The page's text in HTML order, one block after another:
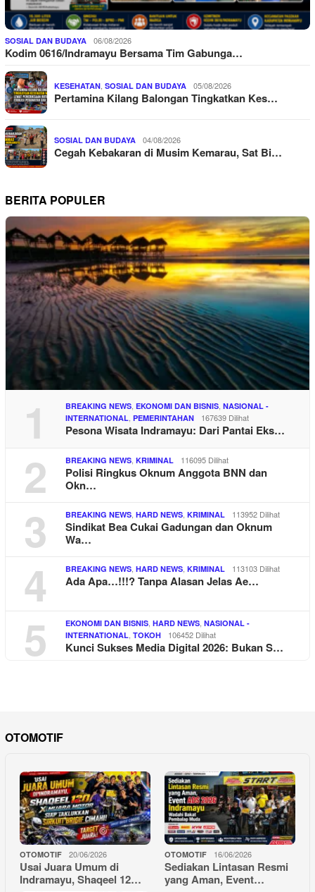
SOSIAL DAN BUDAYA 06/08/2026
Kodim 0616/Indramayu Bersama Tim Gabunga…
KESEHATAN SOSIAL DAN BUDAYA 05/08/2026
Pertamina Kilang Balongan Tingkatkan Kes…
SOSIAL DAN BUDAYA 04/08/2026
Cegah Kebakaran di Musim Kemarau, Sat Bi…
BERITA POPULER
1 BREAKING NEWS EKONOMI DAN BISNIS NASIONAL -
INTERNATIONAL PEMERINTAHAN 167639 Dilihat
Pesona Wisata Indramayu: Dari Pantai Eks…
2 BREAKING NEWS KRIMINAL 116095 Dilihat
Polisi Ringkus Oknum Anggota BNN dan
Okn…
3 BREAKING NEWS HARD NEWS KRIMINAL 113952 Dilihat
Sindikat Bea Cukai Gadungan dan Oknum
Wa…
4 BREAKING NEWS HARD NEWS KRIMINAL 113103 Dilihat
Ada Apa…!!!? Tanpa Alasan Jelas Ae…
5 EKONOMI DAN BISNIS HARD NEWS NASIONAL -
INTERNATIONAL TOKOH 106452 Dilihat
Kunci Sukses Media Digital 2026: Bukan S…
OTOMOTIF
OTOMOTIF 20/06/2026
Usai Juara Umum di
Indramayu, Shaqeel 12…
OTOMOTIF 16/06/2026
Sediakan Lintasan Resmi
yang Aman, Event…